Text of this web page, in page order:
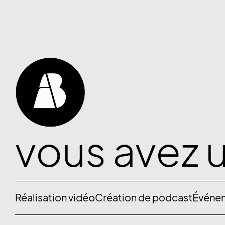
vous avez
projet ?
Réalisation vidéoCréation de podcast